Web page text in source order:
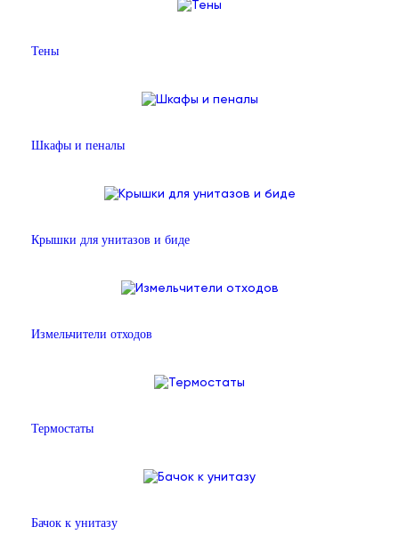
Тены
Шкафы и пеналы
Крышки для унитазов и биде
Измельчители отходов
Термостаты
Бачок к унитазу